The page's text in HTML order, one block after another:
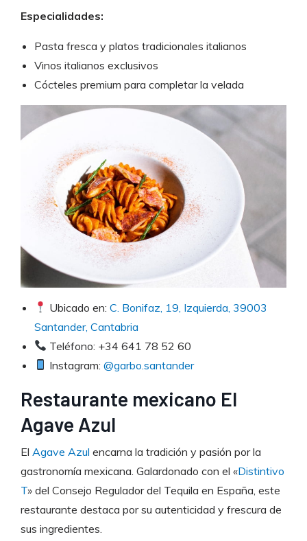
Especialidades:
Pasta fresca y platos tradicionales italianos
Vinos italianos exclusivos
Cócteles premium para completar la velada
Ubicado en:C. Bonifaz, 19, Izquierda, 39003
Santander, Cantabria
Teléfono: +34 641 78 52 60
Instagram:@garbo.santander
Restaurante mexicano El
Agave Azul
El Agave Azul encarna la tradición y pasión por la
gastronomía mexicana. Galardonado con el «Distintivo
T» del Consejo Regulador del Tequila en España, este
restaurante destaca por su autenticidad y frescura de
sus ingredientes.